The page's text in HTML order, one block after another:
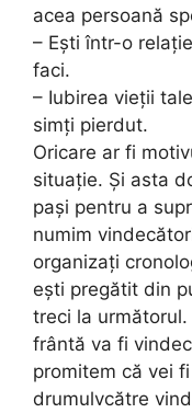
acea persoană
– Ești într-o
faci.
– Iubirea vieții
simți pierdut.
Oricare ar fi
situație. Și asta
pași pentru a
numim
organizați
ești pregătit din
treci la
frântă va fi
promitem că vei
drumulvcătre